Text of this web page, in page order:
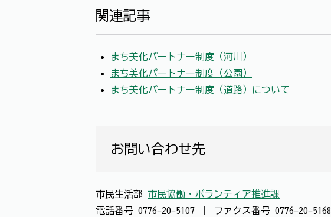
関連記事
まち美化パートナー制度（河川）
まち美化パートナー制度（公園）
まち美化パートナー制度（道路）について
お問い合わせ先
市民生活部 市民協働・ボランティア推進課
電話番号 0776-20-5107 ファクス番号 0776-20-5168